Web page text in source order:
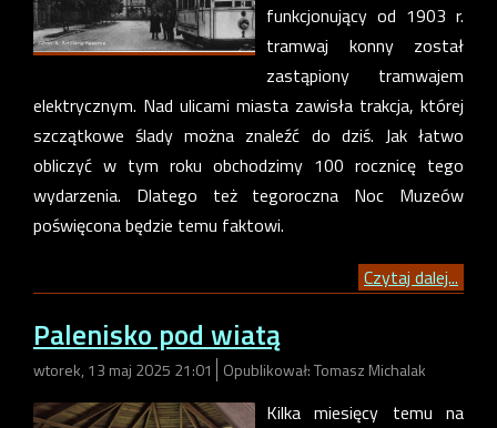
funkcjonujący od 1903 r.
tramwaj konny został
zastąpiony tramwajem
elektrycznym. Nad ulicami miasta zawisła trakcja, której
szczątkowe ślady można znaleźć do dziś. Jak łatwo
obliczyć w tym roku obchodzimy 100 rocznicę tego
wydarzenia. Dlatego też tegoroczna Noc Muzeów
poświęcona będzie temu faktowi.
Czytaj dalej...
Palenisko pod wiatą
wtorek, 13 maj 2025 21:01 Opublikował: Tomasz Michalak
Kilka miesięcy temu na